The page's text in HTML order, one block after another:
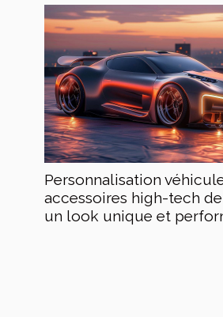
Personnalisation
accessoires high-tech
un look unique et